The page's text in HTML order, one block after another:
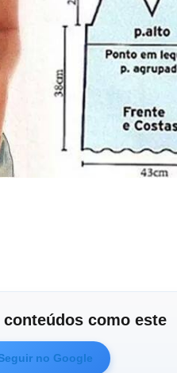
conteúdos como este
no Google